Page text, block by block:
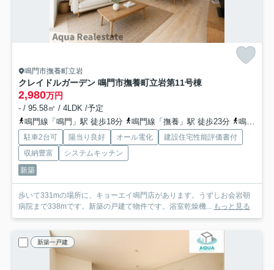
鳴門市撫養町立岩
クレイドルガーデン 鳴門市撫養町立岩第11号棟
2,980万円
- / 95.58㎡ / 4LDK /予定
鳴門線「鳴門」駅 徒歩18分
鳴門線「撫養」駅 徒歩23分 鳴門線「金比羅前」駅 徒歩40分
駐車2台可 陽当り良好 オール電化
建設住宅性能評価書付
収納豊富
システムキッチン
新築
歩いて331mの場所に、キョーエイ鳴門店があります。うずしお会岩朝
病院まで338mです。新築の戸建て物件です。浴室乾燥機... もっと見る
新築一戸建